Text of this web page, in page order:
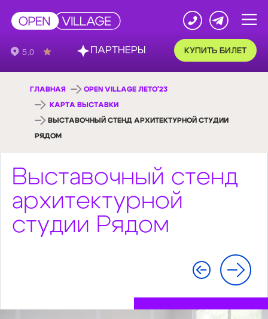
КУПИТЬ БИЛЕТ
ГЛАВНАЯ OPEN VILLAGE ЛЕТО'23
КАРТА ВЫСТАВКИ
ВЫСТАВОЧНЫЙ СТЕНД АРХИТЕКТУРНОЙ СТУДИИ
РЯДОМ
Выставочный стенд
архитектурной
студии Рядом